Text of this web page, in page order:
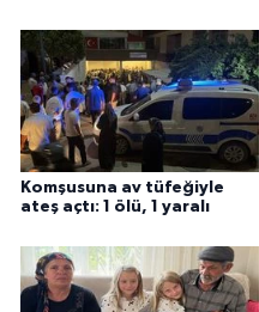
Komşusuna av tüfeğiyle
ateş açtı: 1 ölü, 1 yaralı